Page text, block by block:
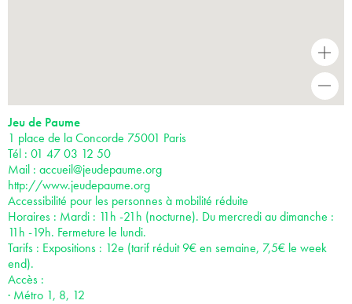
+
Jeu de Paume
1 place de la Concorde 75001 Paris
Tél : 01 47 03 12 50
Mail : accueil@jeudepaume.org
http://www.jeudepaume.org
Accessibilité pour les personnes à mobilité réduite
Horaires : Mardi : 11h -21h (nocturne). Du mercredi au dimanche :
11h -19h. Fermeture le lundi.
Tarifs : Expositions : 12e (tarif réduit 9€ en semaine, 7,5€ le week
end).
Accès :
· Métro 1, 8, 12